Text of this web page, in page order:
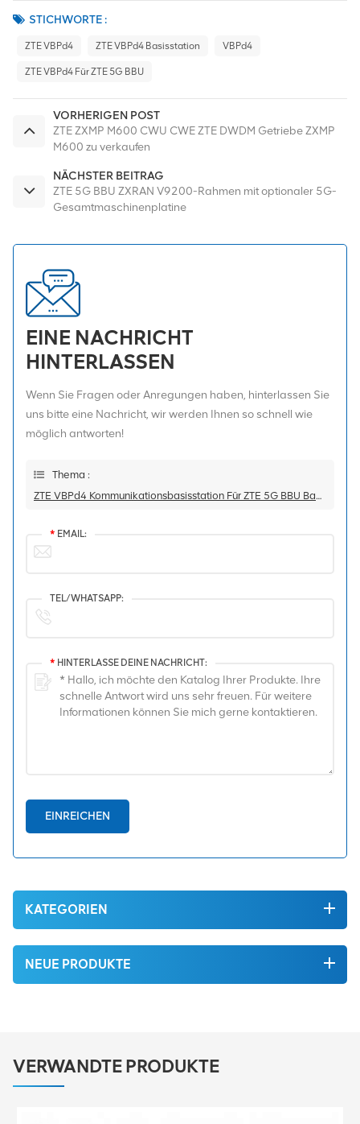
STICHWORTE :
ZTE VBPd4 ZTE VBPd4 Basisstation VBPd4
ZTE VBPd4 Für ZTE 5G BBU
VORHERIGEN POST
ZTE ZXMP M600 CWU CWE ZTE DWDM Getriebe ZXMP
M600 zu verkaufen
NÄCHSTER BEITRAG
ZTE 5G BBU ZXRAN V9200-Rahmen mit optionaler 5G-
Gesamtmaschinenplatine
EINE NACHRICHT
HINTERLASSEN
Wenn Sie Fragen oder Anregungen haben, hinterlassen Sie
uns bitte eine Nachricht, wir werden Ihnen so schnell wie
möglich antworten!
Thema :
ZTE VBPd4 Kommunikationsbasisstation Für ZTE 5G BBU Baseband Board
* EMAIL:
TEL/WHATSAPP:
* HINTERLASSE DEINE NACHRICHT:
EINREICHEN
KATEGORIEN
NEUE PRODUKTE
VERWANDTE PRODUKTE